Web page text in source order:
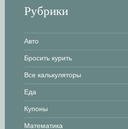
Рубрики
Авто
Бросить курить
Все калькуляторы
Еда
Купоны
Математика